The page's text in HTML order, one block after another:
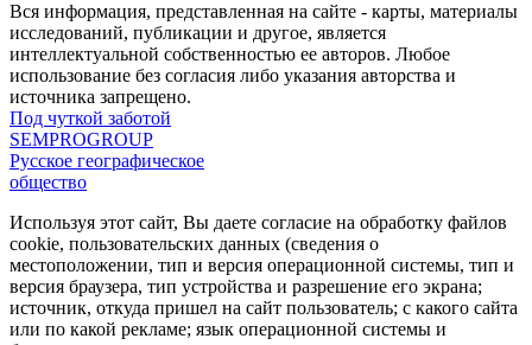
Вся информация, представленная на сайте - карты, материалы
исследований, публикации и другое, является
интеллектуальной собственностью ее авторов. Любое
использование без согласия либо указания авторства и
источника запрещено.
Под чуткой заботой
SEMPROGROUP
Русское географическое
общество
Используя этот сайт, Вы даете согласие на обработку файлов
cookie, пользовательских данных (сведения о
местоположении, тип и версия операционной системы, тип и
версия браузера, тип устройства и разрешение его экрана;
источник, откуда пришел на сайт пользователь; с какого сайта
или по какой рекламе; язык операционной системы и